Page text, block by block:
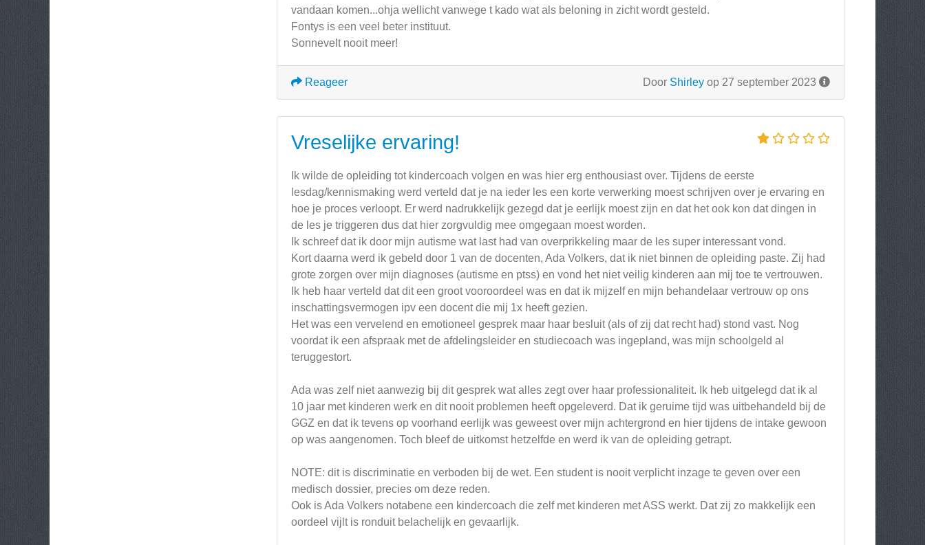
vandaan komen...ohja wellicht vanwege t kado wat als beloning in zicht wordt gesteld.
Fontys is een veel beter instituut.
Sonnevelt nooit meer!
Door Shirley op 27 september 2023
Reageer
Vreselijke ervaring!
Ik wilde de opleiding tot kindercoach volgen en was hier erg enthousiast over. Tijdens de eerste
lesdag/kennismaking werd verteld dat je na ieder les een korte verwerking moest schrijven over je ervaring en
hoe je proces verloopt. Er werd nadrukkelijk gezegd dat je eerlijk moest zijn en dat het ook kon dat dingen in
de les je triggeren dus dat hier zorgvuldig mee omgegaan moest worden.
Ik schreef dat ik door mijn autisme wat last had van overprikkeling maar de les super interessant vond.
Kort daarna werd ik gebeld door 1 van de docenten, Ada Volkers, dat ik niet binnen de opleiding paste. Zij had
grote zorgen over mijn diagnoses (autisme en ptss) en vond het niet veilig kinderen aan mij toe te vertrouwen.
Ik heb haar verteld dat dit een groot vooroordeel was en dat ik mijzelf en mijn behandelaar vertrouw op ons
inschattingsvermogen ipv een docent die mij 1x heeft gezien.
Het was een vervelend en emotioneel gesprek maar haar besluit (als of zij dat recht had) stond vast. Nog
voordat ik een afspraak met de afdelingsleider en studiecoach was ingepland, was mijn schoolgeld al
teruggestort.
Ada was zelf niet aanwezig bij dit gesprek wat alles zegt over haar professionaliteit. Ik heb uitgelegd dat ik al
10 jaar met kinderen werk en dit nooit problemen heeft opgeleverd. Dat ik geruime tijd was uitbehandeld bij de
GGZ en dat ik tevens op voorhand eerlijk was geweest over mijn achtergrond en hier tijdens de intake gewoon
op was aangenomen. Toch bleef de uitkomst hetzelfde en werd ik van de opleiding getrapt.
NOTE: dit is discriminatie en verboden bij de wet. Een student is nooit verplicht inzage te geven over een
medisch dossier, precies om deze reden.
Ook is Ada Volkers notabene een kindercoach die zelf met kinderen met ASS werkt. Dat zij zo makkelijk een
oordeel vijlt is ronduit belachelijk en gevaarlijk.